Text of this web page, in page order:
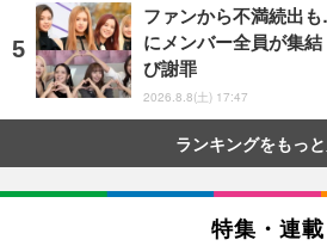
ファンから不満続出
にメンバー全員が集
び謝罪
2026.8.8(土) 17:47
ランキングをもっ
特集・連載